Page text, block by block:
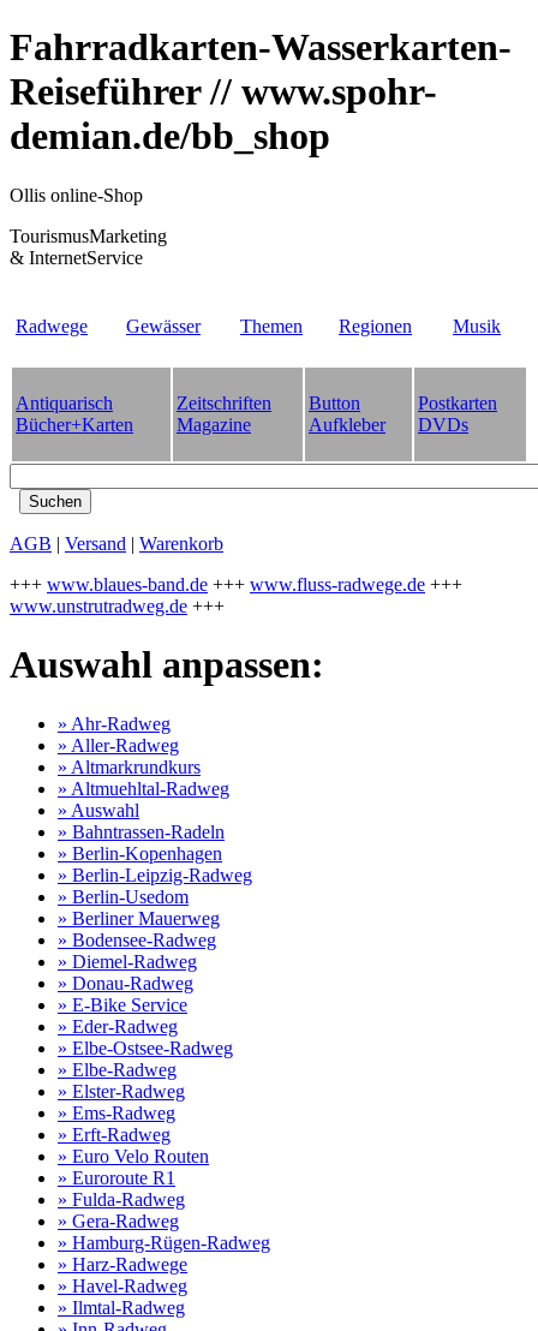
Fahrradkarten-Wasserkarten-
Reiseführer // www.spohr-
demian.de/bb_shop
Ollis online-Shop
TourismusMarketing
& InternetService
Radwege Gewässer Themen Regionen Musik
Antiquarisch
Bücher+Karten
Zeitschriften
Magazine
Button
Aufkleber
Postkarten
DVDs
AGB | Versand | Warenkorb
+++ www.blaues-band.de +++ www.fluss-radwege.de +++
www.unstrutradweg.de +++
Auswahl anpassen:
» Ahr-Radweg
» Aller-Radweg
» Altmarkrundkurs
» Altmuehltal-Radweg
» Auswahl
» Bahntrassen-Radeln
» Berlin-Kopenhagen
» Berlin-Leipzig-Radweg
» Berlin-Usedom
» Berliner Mauerweg
» Bodensee-Radweg
» Diemel-Radweg
» Donau-Radweg
» E-Bike Service
» Eder-Radweg
» Elbe-Ostsee-Radweg
» Elbe-Radweg
» Elster-Radweg
» Ems-Radweg
» Erft-Radweg
» Euro Velo Routen
» Euroroute R1
» Fulda-Radweg
» Gera-Radweg
» Hamburg-Rügen-Radweg
» Harz-Radwege
» Havel-Radweg
» Ilmtal-Radweg